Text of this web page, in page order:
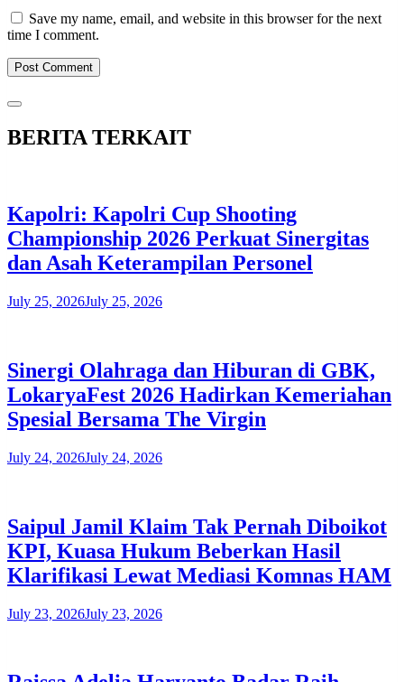
Save my name, email, and website in this browser for the next
time I comment.
BERITA TERKAIT
Kapolri: Kapolri Cup Shooting
Championship 2026 Perkuat Sinergitas
dan Asah Keterampilan Personel
July 25, 2026July 25, 2026
​Sinergi Olahraga dan Hiburan di GBK,
LokaryaFest 2026 Hadirkan Kemeriahan
Spesial Bersama The Virgin
July 24, 2026July 24, 2026
Saipul Jamil Klaim Tak Pernah Diboikot
KPI, Kuasa Hukum Beberkan Hasil
Klarifikasi Lewat Mediasi Komnas HAM
July 23, 2026July 23, 2026